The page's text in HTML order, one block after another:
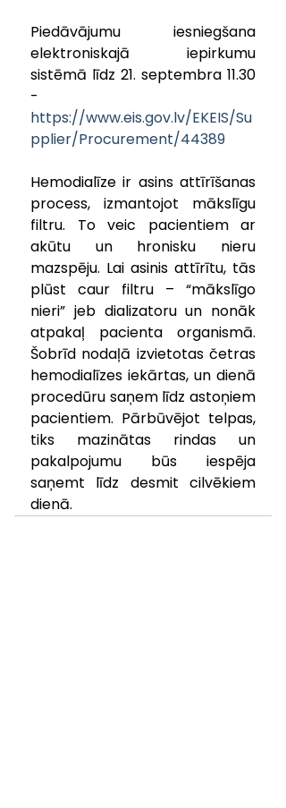
Piedāvājumu iesniegšana
elektroniskajā iepirkumu
sistēmā līdz 21. septembra 11.30
https://www.eis.gov.lv/EKEIS/Su
pplier/Procurement/44389
Hemodialīze ir asins attīrīšanas
process, izmantojot mākslīgu
filtru. To veic pacientiem ar
akūtu un hronisku nieru
mazspēju. Lai asinis attīrītu, tās
plūst caur filtru – “mākslīgo
nieri” jeb dializatoru un nonāk
atpakaļ pacienta organismā.
Šobrīd nodaļā izvietotas četras
hemodialīzes iekārtas, un dienā
procedūru saņem līdz astoņiem
pacientiem. Pārbūvējot telpas,
tiks mazinātas rindas un
pakalpojumu būs iespēja
saņemt līdz desmit cilvēkiem
dienā.